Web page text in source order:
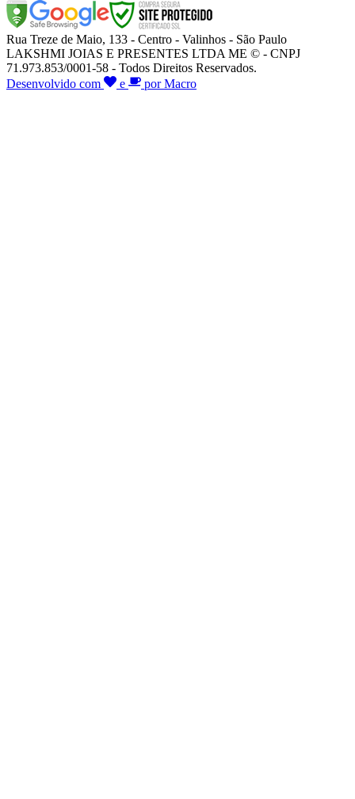
Rua Treze de Maio, 133 - Centro - Valinhos - São Paulo
LAKSHMI JOIAS E PRESENTES LTDA ME © - CNPJ
71.973.853/0001-58 - Todos Direitos Reservados.
Desenvolvido com
e por Macro